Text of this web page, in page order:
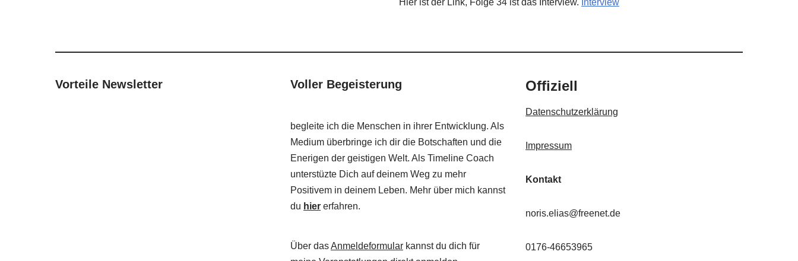
Hier ist der Link, Folge 34 ist das Interview. Interview
Vorteile Newsletter Voller Begeisterung
begleite ich die Menschen in ihrer Entwicklung. Als
Medium überbringe ich dir die Botschaften und die
Enerigen der geistigen Welt. Als Timeline Coach
unterstüzte Dich auf deinem Weg zu mehr
Positivem in deinem Leben. Mehr über mich kannst
du hier erfahren.
Über dasAnmeldeformular kannst du dich für
Offiziell
Datenschutzerklärung
Impressum
Kontakt
noris.elias@freenet.de
0176-46653965